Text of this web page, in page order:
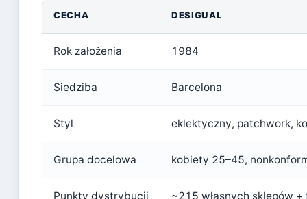
CECHA DESIGUAL
Rok założenia 1984
Siedziba Barcelona
Styl eklektyczny, patchwork,
Grupa docelowa kobiety 25–45,
Punkty dystrybucji ~215 własnych sklepów